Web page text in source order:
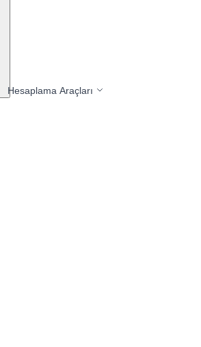
Hesaplama Araçları